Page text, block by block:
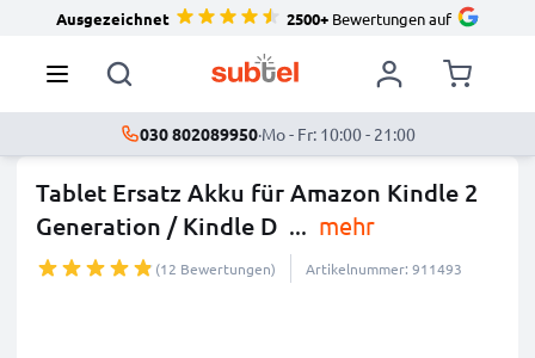
Ausgezeichnet 2500+Bewertungen auf
030 802089950·Mo - Fr: 10:00 - 21:00
Tablet Ersatz Akku für Amazon Kindle 2
Generation / Kindle D ... mehr
(12 Bewertungen) Artikelnummer: 911493